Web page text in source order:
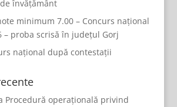
învățământ
minimum 7.00 – Concurs național
– proba scrisă în județul Gorj
național după contestații
Procedură operațională privind